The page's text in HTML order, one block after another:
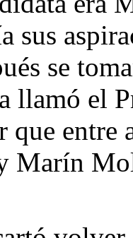
sus
se
llamó el
que entre
Marín